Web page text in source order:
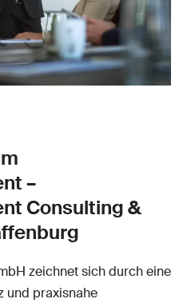
–
Consulting &
zeichnet sich durch eine
und praxisnahe